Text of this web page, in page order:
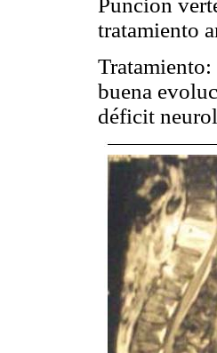
tratamiento
Tratamiento:
buena
déficit